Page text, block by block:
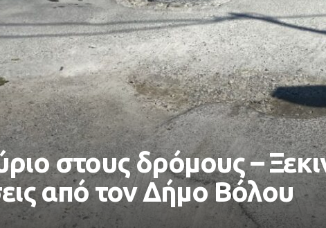
στους δρόμους –
από τον Δήμο Βόλου